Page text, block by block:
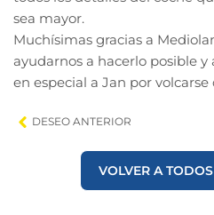
sea mayor.
Muchísimas gracias a
ayudarnos a hacerlo posible
en especial a Jan por
DESEO ANTERIOR
VOLVER A